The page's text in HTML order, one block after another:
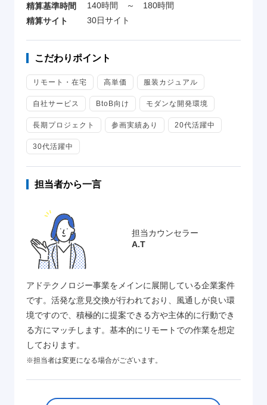
精算基準時間
140時間 ～ 180時間
精算サイト
30日サイト
こだわりポイント
リモート・在宅 高単価 服装カジュアル
自社サービス BtoB向け モダンな開発環境
長期プロジェクト 参画実績あり 20代活躍中
30代活躍中
担当者から一言
担当カウンセラー
A.T
アドテクノロジー事業をメインに展開している企業案件
です。活発な意見交換が行われており、風通しが良い環
境ですので、積極的に提案できる方や主体的に行動でき
る方にマッチします。基本的にリモートでの作業を想定
しております。
※担当者は変更になる場合がございます。